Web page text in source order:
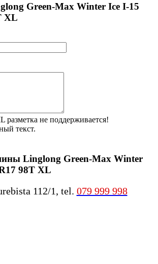
Green-Max Winter Ice I-15
XL
разметка не поддерживается!
текст.
Linglong Green-Max Winter
98T XL
112/1, tel. 079 999 998